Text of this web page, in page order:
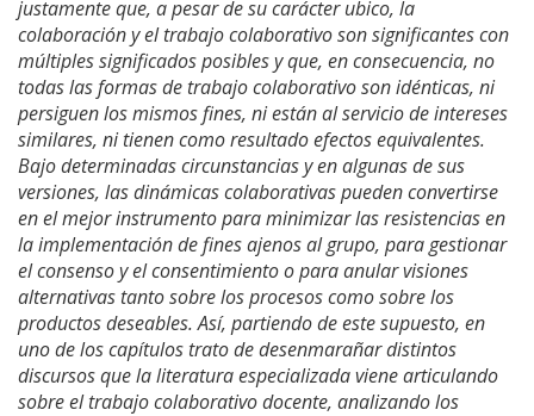
justamente que, a pesar de su carácter ubico, la
colaboración y el trabajo colaborativo son significantes con
múltiples significados posibles y que, en consecuencia, no
todas las formas de trabajo colaborativo son idénticas, ni
persiguen los mismos fines, ni están al servicio de intereses
similares, ni tienen como resultado efectos equivalentes.
Bajo determinadas circunstancias y en algunas de sus
versiones, las dinámicas colaborativas pueden convertirse
en el mejor instrumento para minimizar las resistencias en
la implementación de fines ajenos al grupo, para gestionar
el consenso y el consentimiento o para anular visiones
alternativas tanto sobre los procesos como sobre los
productos deseables. Así, partiendo de este supuesto, en
uno de los capítulos trato de desenmarañar distintos
discursos que la literatura especializada viene articulando
sobre el trabajo colaborativo docente, analizando los